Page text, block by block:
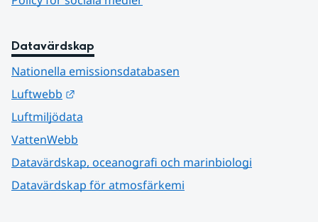
Datavärdskap
Nationella emissionsdatabasen
Luftwebb
Luftmiljödata
VattenWebb
Datavärdskap, oceanografi och marinbiologi
Datavärdskap för atmosfärkemi